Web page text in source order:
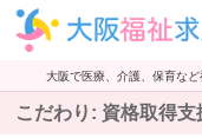
大阪で医療、介護、保育な
こだわり: 資格取得支